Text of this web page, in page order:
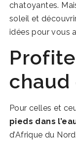
chatoyantes.
soleil et
idées pour vous
chaud
Pour celles et
pieds dans
d’Afrique du